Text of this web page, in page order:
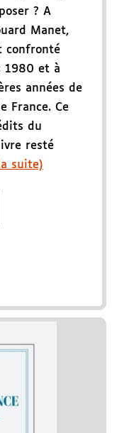
? A
Manet,
confronté
1980 et à
années de
France. Ce
du
resté
suite)